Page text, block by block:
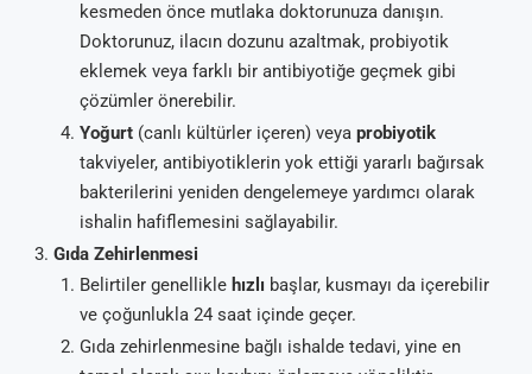
kesmeden önce mutlaka doktorunuza danışın.
Doktorunuz, ilacın dozunu azaltmak, probiyotik
eklemek veya farklı bir antibiyotiğe geçmek gibi
çözümler önerebilir.
Yoğurt (canlı kültürler içeren) veya probiyotik
takviyeler, antibiyotiklerin yok ettiği yararlı bağırsak
bakterilerini yeniden dengelemeye yardımcı olarak
ishalin hafiflemesini sağlayabilir.
Gıda Zehirlenmesi
Belirtiler genellikle hızlı başlar, kusmayı da içerebilir
ve çoğunlukla 24 saat içinde geçer.
Gıda zehirlenmesine bağlı ishalde tedavi, yine en